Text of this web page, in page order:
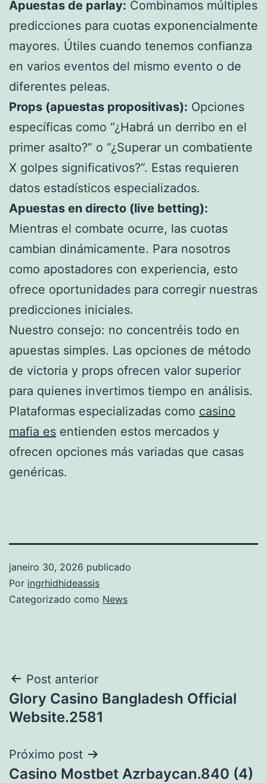
Apuestas de parlay: Combinamos múltiples
predicciones para cuotas exponencialmente
mayores. Útiles cuando tenemos confianza
en varios eventos del mismo evento o de
diferentes peleas.
Props (apuestas propositivas): Opciones
específicas como “¿Habrá un derribo en el
primer asalto?” o “¿Superar un combatiente
X golpes significativos?”. Estas requieren
datos estadísticos especializados.
Apuestas en directo (live betting):
Mientras el combate ocurre, las cuotas
cambian dinámicamente. Para nosotros
como apostadores con experiencia, esto
ofrece oportunidades para corregir nuestras
predicciones iniciales.
Nuestro consejo: no concentréis todo en
apuestas simples. Las opciones de método
de victoria y props ofrecen valor superior
para quienes invertimos tiempo en análisis.
Plataformas especializadas como casino
mafia es entienden estos mercados y
ofrecen opciones más variadas que casas
genéricas.
janeiro 30, 2026 publicado
Por ingrhidhideassis
Categorizado como News
Navegação
de
Post anterior
Glory Casino Bangladesh Official
Website.2581
Próximo post
Casino Mostbet Azrbaycan.840 (4)